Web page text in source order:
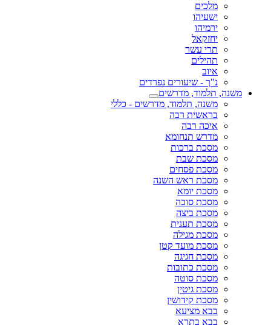
מלכים
ישעיהו
ירמיהו
יחזקאל
תרי עשר
תהילים
איוב
נ"ך - שיעורים נפרדים
משנה, תלמוד, מדרשים
משנה, תלמוד, מדרשים - כללי
בראשית רבה
איכה רבה
מדרש תנחומא
מסכת ברכות
מסכת שבת
מסכת פסחים
מסכת ראש השנה
מסכת יומא
מסכת סוכה
מסכת ביצה
מסכת תענית
מסכת מגילה
מסכת מועד קטן
מסכת חגיגה
מסכת כתובות
מסכת סוטה
מסכת גיטין
מסכת קידושין
בבא מציעא
בבא בתרא